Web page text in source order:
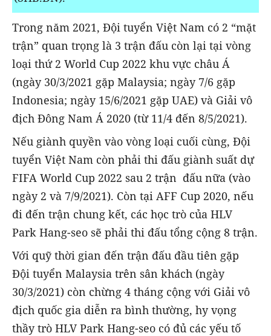
Trong năm 2021, Đội tuyển Việt Nam có 2 “mặt
trận” quan trọng là 3 trận đấu còn lại tại vòng
loại thứ 2 World Cup 2022 khu vực châu Á
(ngày 30/3/2021 gặp Malaysia; ngày 7/6 gặp
Indonesia; ngày 15/6/2021 gặp UAE) và Giải vô
địch Đông Nam Á 2020 (từ 11/4 đến 8/5/2021).
Nếu giành quyền vào vòng loại cuối cùng, Đội
tuyển Việt Nam còn phải thi đấu giành suất dự
FIFA World Cup 2022 sau 2 trận đấu nữa (vào
ngày 2 và 7/9/2021). Còn tại AFF Cup 2020, nếu
đi đến trận chung kết, các học trò của HLV
Park Hang-seo sẽ phải thi đấu tổng cộng 8 trận.
Với quỹ thời gian đến trận đấu đầu tiên gặp
Đội tuyển Malaysia trên sân khách (ngày
30/3/2021) còn chừng 4 tháng cộng với Giải vô
địch quốc gia diễn ra bình thường, hy vọng
thầy trò HLV Park Hang-seo có đủ các yếu tố